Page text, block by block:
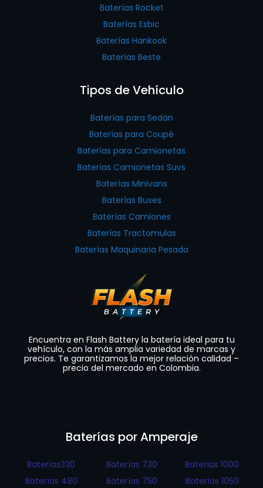
Baterías Rocket
Baterías Esbic
Baterías Hankook
Baterías Beste
Tipos de Vehículo
Baterías para Sedán
Baterías para Coupé
Baterías para Camionetas
Baterías Camionetas Suvs
Baterías Minivans
Baterías Buses
Baterías Camiones
Baterías Tractomulas
Baterías Maquinaria Pesada
Encuentra en Flash Battery la batería ideal para tu
vehículo, con la más amplia variedad de marcas y
precios. Te garantizamos la mejor relación calidad –
precio del mercado en Colombia.
Baterías por Amperaje
Baterías330
Baterías 480
Baterías 730
Baterías 750
Baterías 1000
Baterías 1050